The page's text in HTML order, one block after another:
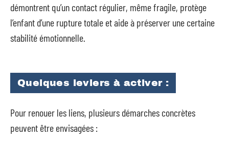
démontrent qu’un contact régulier, même fragile, protège
l’enfant d’une rupture totale et aide à préserver une certaine
stabilité émotionnelle.
Quelques leviers à activer :
Pour renouer les liens, plusieurs démarches concrètes
peuvent être envisagées :